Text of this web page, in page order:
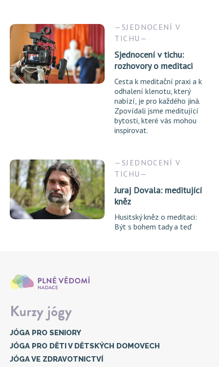
SJEDNOCENÍ V
TICHU
Sjednocení v tichu:
rozhovory o meditaci
Cesta k meditační praxi a k
odhalení klenotu, který
nabízí, je pro každého jiná.
Zpovídali jsme meditující
bytosti, které vás mohou
inspirovat.
SJEDNOCENÍ V
TICHU
Juraj Dovala: meditující
kněz
Husitský kněz o meditaci:
Být s bohem tady a teď
Kurzy jógy
JÓGA PRO SENIORY
JÓGA PRO DĚTI V DĚTSKÝCH DOMOVECH
JÓGA VE ZDRAVOTNICTVÍ